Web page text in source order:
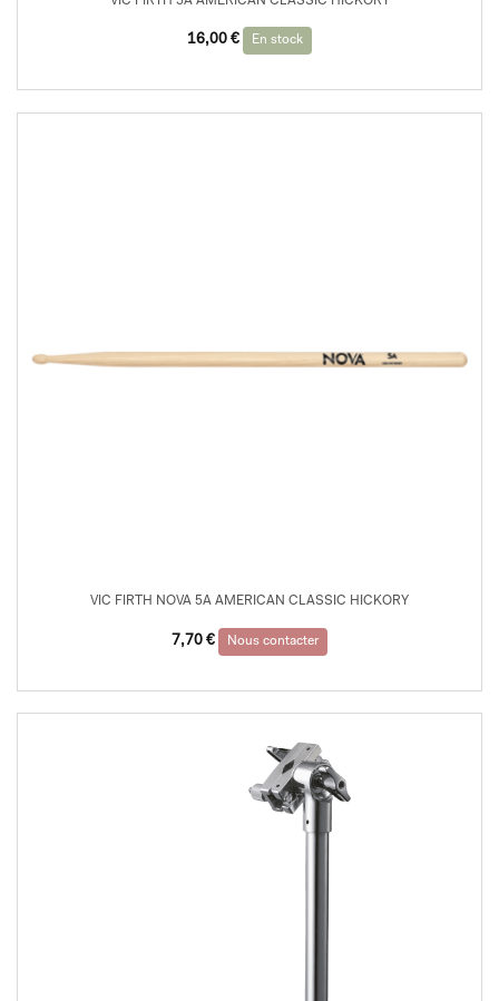
16,00 € En stock
VIC FIRTH NOVA 5A AMERICAN CLASSIC HICKORY
7,70 € Nous contacter